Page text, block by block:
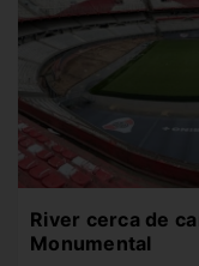
River cerca de
Monumental